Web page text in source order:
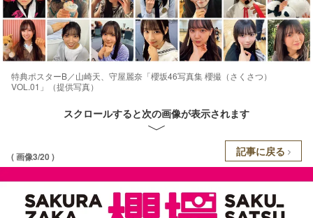
特典ポスターB／山崎天、守屋麗奈「櫻坂46写真集 櫻撮（さくさつ）
VOL.01」（提供写真）
スクロールすると次の画像が表示されます
( 画像3/20 ) 記事に戻る